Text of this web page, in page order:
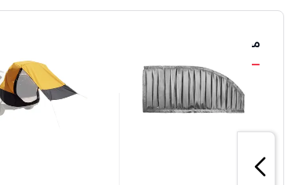
محصولات مشابه